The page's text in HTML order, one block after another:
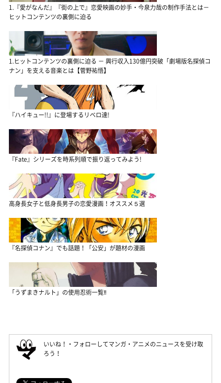
1.『愛がなんだ』『街の上で』恋愛映画の妙手・今泉力哉の制作手法とは－
ヒットコンテンツの裏側に迫る
1.ヒットコンテンツの裏側に迫る － 興行収入130億円突破「劇場版名探偵コ
ナン」を支える音楽とは【菅野祐悟】
『ハイキュー!!』に登場するリベロ達!
『Fate』シリーズを時系列順で振り返ってみよう!
高身長女子と低身長男子の恋愛漫画！オススメ５選
『名探偵コナン』でも話題！「公安」が題材の漫画
「うずまきナルト」の使用忍術一覧‼
いいね！・フォローしてマンガ・アニメのニュースを受け取
ろう！